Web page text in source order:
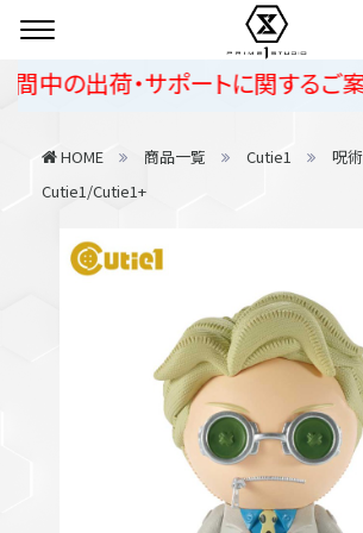
出荷・サポートに関するご案内
HOME 商品一覧 Cutie1
呪
Cutie1/Cutie1+